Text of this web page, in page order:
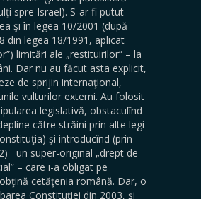
spre Israel). S-ar fi putut
şi în legea 10/2001 (după
din legea 18/1991, aplicat
limitări ale „restituirilor” – la
Dar nu au făcut asta explicit,
de sprijin internaţional,
vulturilor externi. Au folosit
legislativă, obstaculînd
către străini prin alte legi
şi introducînd (prin
un super-original „drept de
– care i-a obligat pe
cetăţenia română. Dar, o
Constituţiei din 2003, şi